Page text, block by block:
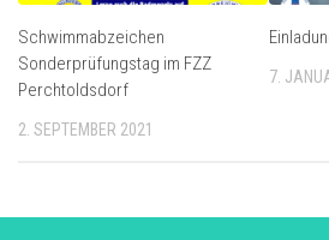
Schwimmabzeichen
Sonderprüfungstag im FZZ
Perchtoldsdorf
2. SEPTEMBER 2021
7.